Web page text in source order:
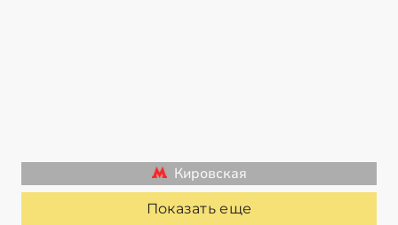
Кировская
Показать еще